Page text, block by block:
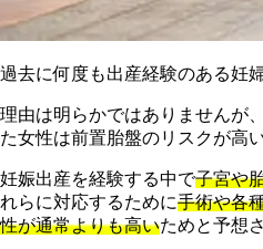
過去に何度も出産経験のある妊
理由は明らかではありませんが
た女性は前置胎盤のリスクが高
妊娠出産を経験する中で子宮や
れらに対応するために手術や各
性が通常よりも高いためと予想